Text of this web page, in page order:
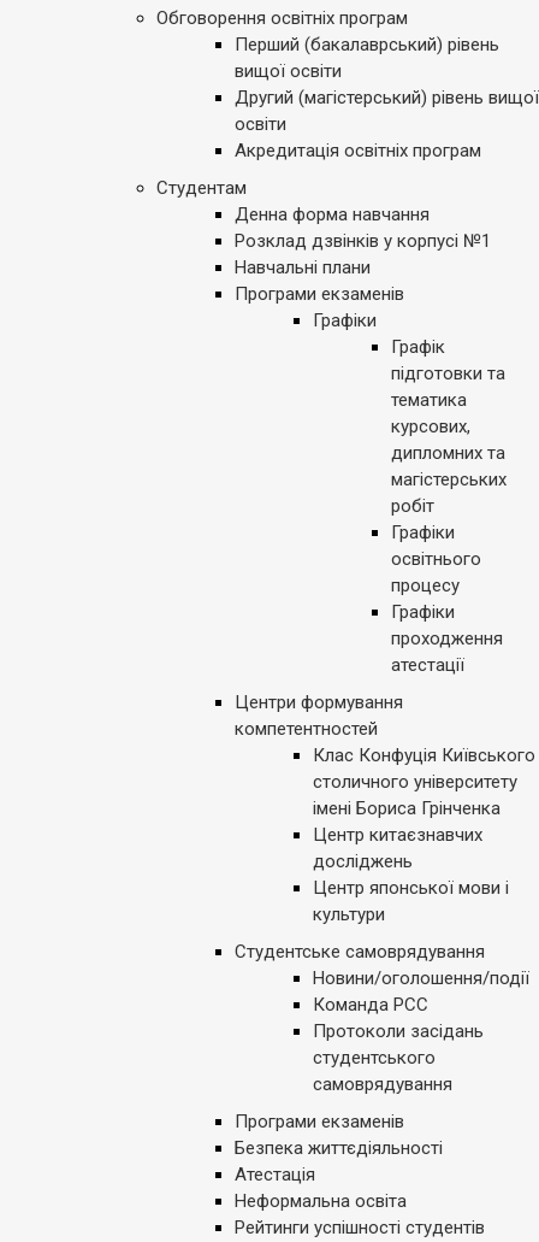
Обговорення освітніх програм
Перший (бакалаврський) рівень
вищої освіти
Другий (магістерський) рівень вищої
освіти
Акредитація освітніх програм
Студентам
Денна форма навчання
Розклад дзвінків у корпусі №1
Навчальні плани
Програми екзаменів
Графіки
Графік
підготовки та
тематика
курсових,
дипломних та
магістерських
робіт
Графіки
освітнього
процесу
Графіки
проходження
атестації
Центри формування
компетентностей
Клас Конфуція Київського
столичного університету
імені Бориса Грінченка
Центр китаєзнавчих
досліджень
Центр японської мови і
культури
Студентське самоврядування
Новини/оголошення/події
Команда РСС
Протоколи засідань
студентського
самоврядування
Програми екзаменів
Безпека життєдіяльності
Атестація
Неформальна освіта
Рейтинги успішності студентів